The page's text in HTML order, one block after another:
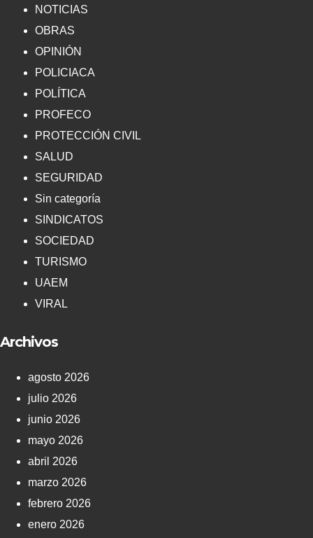
NOTICIAS
OBRAS
OPINIÓN
POLICIACA
POLÍTICA
PROFECO
PROTECCIÓN CIVIL
SALUD
SEGURIDAD
Sin categoría
SINDICATOS
SOCIEDAD
TURISMO
UAEM
VIRAL
Archivos
agosto 2026
julio 2026
junio 2026
mayo 2026
abril 2026
marzo 2026
febrero 2026
enero 2026